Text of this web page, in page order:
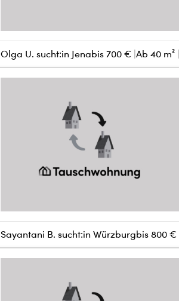
Olga U. sucht:in Jenabis 700 € Ab 40 m²
Sayantani B. sucht:in Würzburgbis 800 €